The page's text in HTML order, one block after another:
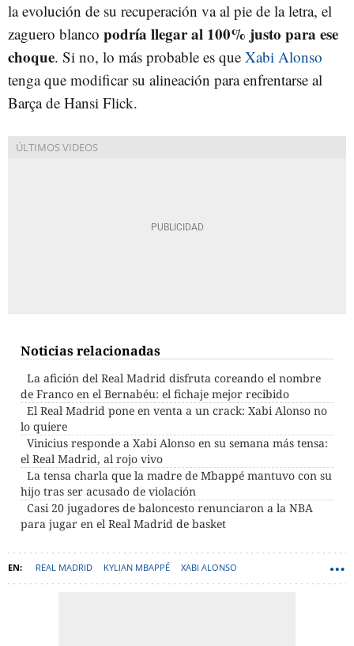
la evolución de su recuperación va al pie de la letra, el
zaguero blanco podría llegar al 100% justo para ese
choque. Si no, lo más probable es que Xabi Alonso
tenga que modificar su alineación para enfrentarse al
Barça de Hansi Flick.
Noticias relacionadas
La afición del Real Madrid disfruta coreando el nombre
de Franco en el Bernabéu: el fichaje mejor recibido
El Real Madrid pone en venta a un crack: Xabi Alonso no
lo quiere
Vinicius responde a Xabi Alonso en su semana más tensa:
el Real Madrid, al rojo vivo
La tensa charla que la madre de Mbappé mantuvo con su
hijo tras ser acusado de violación
Casi 20 jugadores de baloncesto renunciaron a la NBA
para jugar en el Real Madrid de basket
REAL MADRID KYLIAN MBAPPÉ XABI ALONSO